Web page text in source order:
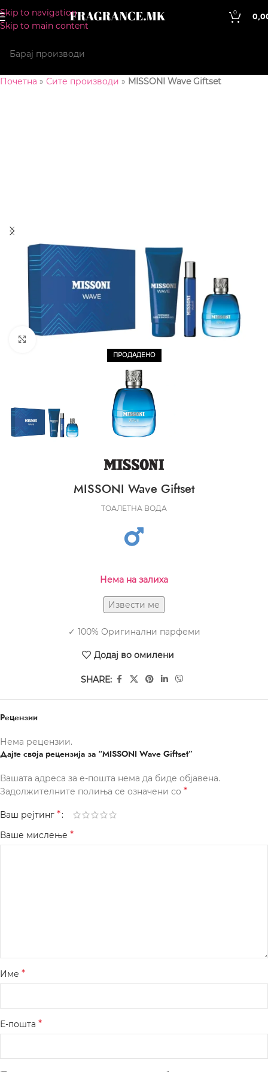
Skip to navigation
Skip to main content
0
Почетна » Сите производи » MISSONI Wave Giftset
ПРОДАДЕНО
CLICK TO ENLARGE
MISSONI Wave Giftset
ТОАЛЕТНА ВОДА
Нема на залиха
✓ 100% Оригинални парфеми
Додај во омилени
SHARE:
Рецензии
Нема рецензии.
Дајте своја рецензија за “MISSONI Wave Giftset”
Вашата адреса за е-пошта нема да биде објавена.
Задолжителните полиња се означени со *
Ваш рејтинг *
Ваше мислење *
Име *
Е-пошта *